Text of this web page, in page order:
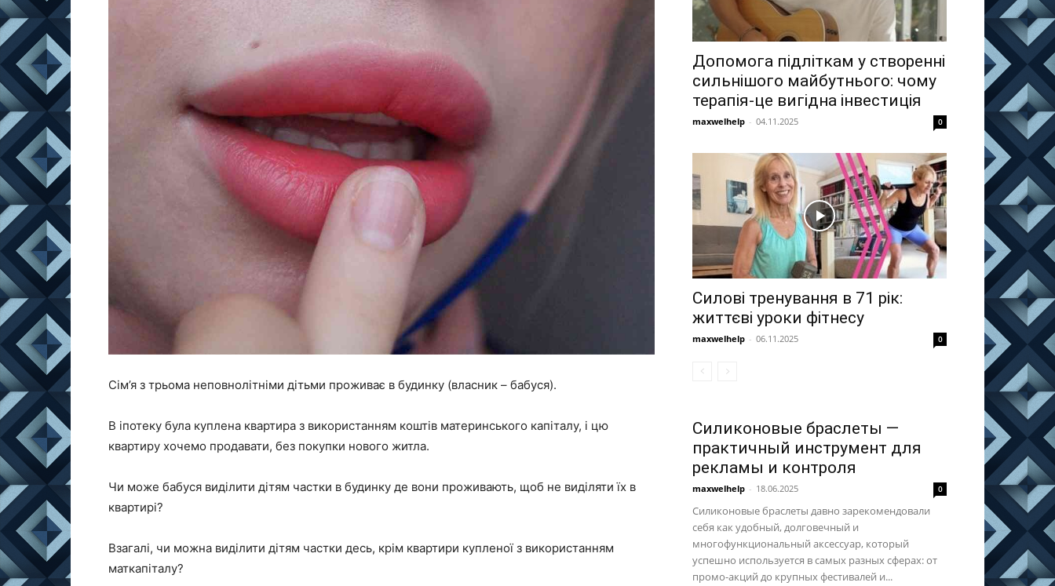
Сім’я з трьома неповнолітніми дітьми проживає в будинку (власник – бабуся).
В іпотеку була куплена квартира з використанням коштів материнського капіталу, і цю
квартиру хочемо продавати, без покупки нового житла.
Чи може бабуся виділити дітям частки в будинку де вони проживають, щоб не виділяти їх в
квартирі?
Взагалі, чи можна виділити дітям частки десь, крім квартири купленої з використанням
маткапіталу?
Допомога підліткам у створенні
сильнішого майбутнього: чому
терапія-це вигідна інвестиція
maxwelhelp - 04.11.2025 0
Силові тренування в 71 рік:
життєві уроки фітнесу
maxwelhelp - 06.11.2025 0
Силиконовые браслеты —
практичный инструмент для
рекламы и контроля
maxwelhelp - 18.06.2025 0
Силиконовые браслеты давно зарекомендовали
себя как удобный, долговечный и
многофункциональный аксессуар, который
успешно используется в самых разных сферах: от
промо-акций до крупных фестивалей и...